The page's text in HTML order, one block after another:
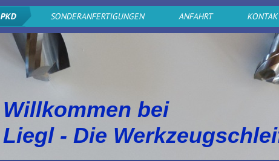
PKD SONDERANFERTIGUNGEN ANFAHRT
Willkommen bei
Liegl - Die